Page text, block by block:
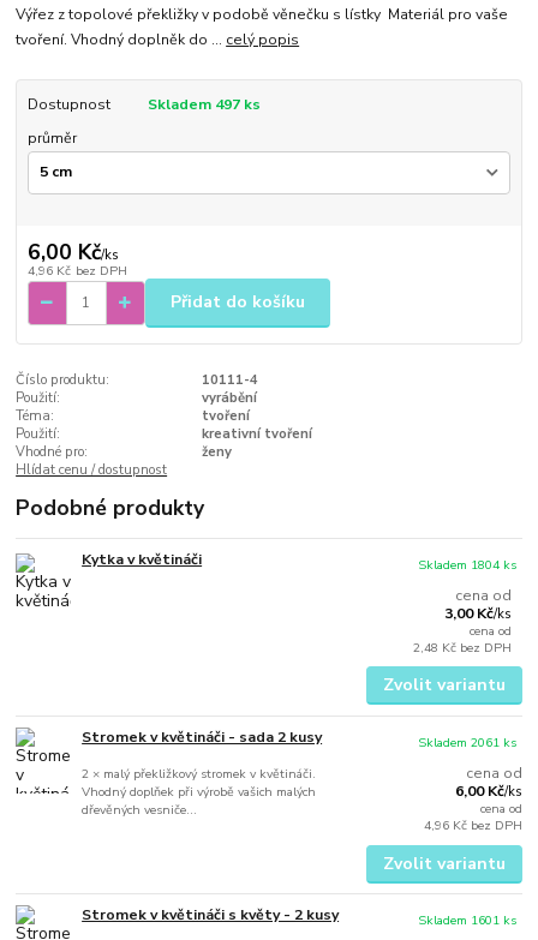
Výřez z topolové překližky v podobě věnečku s lístky Materiál pro vaše
tvoření. Vhodný doplněk do ... celý popis
Dostupnost
Skladem 497 ks
průměr
6,00 Kč/ks
4,96 Kč bez DPH
Přidat do košíku
Číslo produktu:
10111-4
Použití:
vyrábění
Téma:
tvoření
Použití:
kreativní tvoření
Vhodné pro:
ženy
Hlídat cenu / dostupnost
Podobné produkty
Kytka v květináči
cena od
3,00 Kč/ks
cena od
2,48 Kč bez DPH
Skladem 1804 ks
Zvolit variantu
Stromek v květináči - sada 2 kusy
2 × malý překližkový stromek v květináči.
Vhodný doplňek při výrobě vašich malých
dřevěných vesniče...
cena od
6,00 Kč/ks
cena od
4,96 Kč bez DPH
Skladem 2061 ks
Zvolit variantu
Stromek v květináči s květy - 2 kusy
Skladem 1601 ks